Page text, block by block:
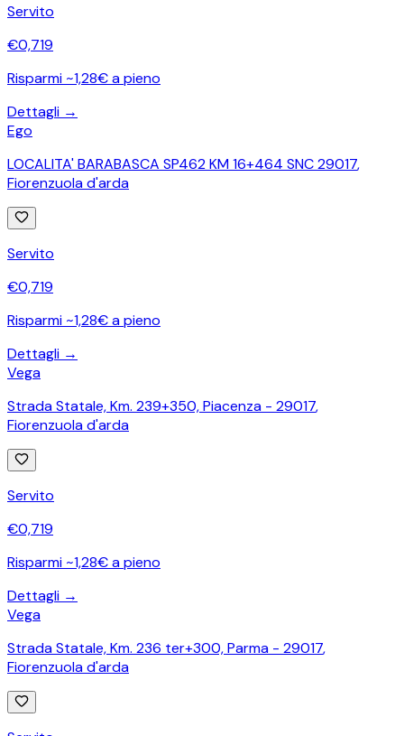
Servito
€0,719
Risparmi ~1,28€ a pieno
Dettagli →
Ego
LOCALITA' BARABASCA SP462 KM 16+464 SNC 29017,
Fiorenzuola d'arda
Servito
€0,719
Risparmi ~1,28€ a pieno
Dettagli →
Vega
Strada Statale, Km. 239+350, Piacenza - 29017,
Fiorenzuola d'arda
Servito
€0,719
Risparmi ~1,28€ a pieno
Dettagli →
Vega
Strada Statale, Km. 236 ter+300, Parma - 29017,
Fiorenzuola d'arda